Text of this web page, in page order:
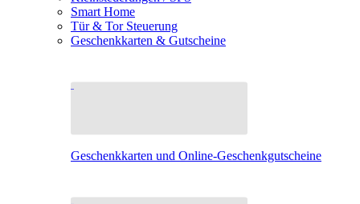
Smart Home
Tür & Tor Steuerung
Geschenkkarten & Gutscheine
Geschenkkarten und Online-Geschenkgutscheine